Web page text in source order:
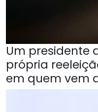
Um presidente
própria
em quem vem